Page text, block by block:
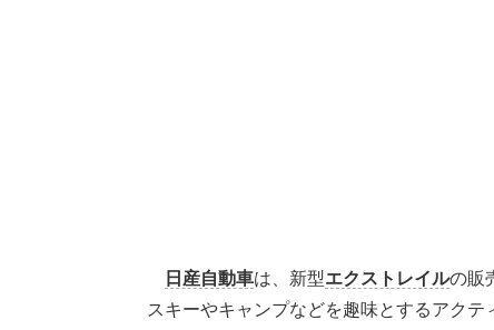
日産自動車は、新型エクストレイルの販
スキーやキャンプなどを趣味とするアク